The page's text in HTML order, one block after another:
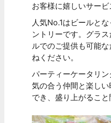
お客様に嬉しいサービ
人気No.1はビールと
ントリーです。グラ
ルでのご提供も可能
ねください。
パーティーケータリ
気の合う仲間と楽し
でき、盛り上がること